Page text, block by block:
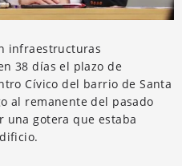
infraestructuras
38 días el plazo de
Cívico del barrio de Santa
al remanente del pasado
una gotera que estaba